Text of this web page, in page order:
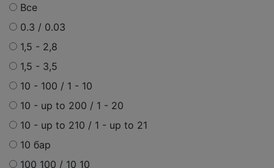
Все
0.3 / 0.03
1,5 - 2,8
1,5 - 3,5
10 - 100 / 1 - 10
10 - up to 200 / 1 - 20
10 - up to 210 / 1 - up to 21
10 бар
100 100 / 10 10